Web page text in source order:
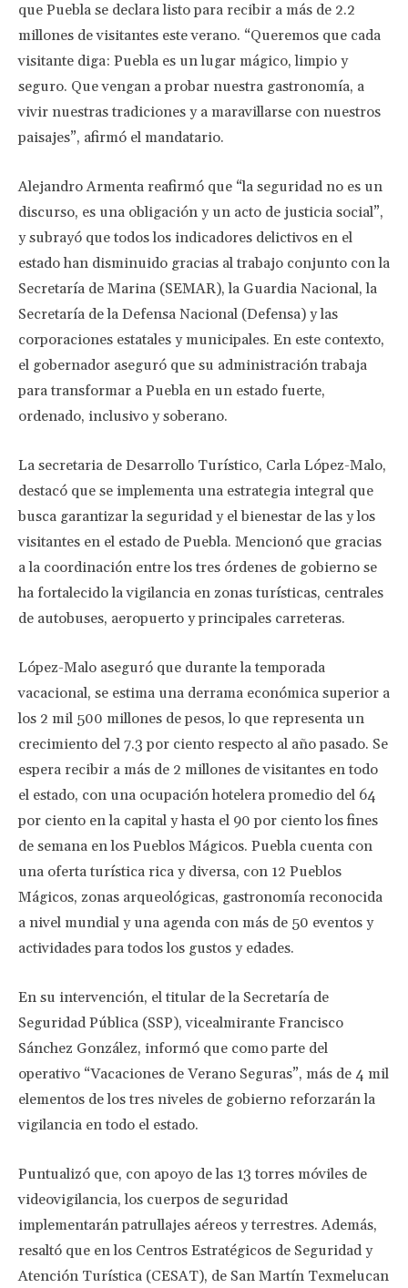
que Puebla se declara listo para recibir a más de 2.2
millones de visitantes este verano. “Queremos que cada
visitante diga: Puebla es un lugar mágico, limpio y
seguro. Que vengan a probar nuestra gastronomía, a
vivir nuestras tradiciones y a maravillarse con nuestros
paisajes”, afirmó el mandatario.
Alejandro Armenta reafirmó que “la seguridad no es un
discurso, es una obligación y un acto de justicia social”,
y subrayó que todos los indicadores delictivos en el
estado han disminuido gracias al trabajo conjunto con la
Secretaría de Marina (SEMAR), la Guardia Nacional, la
Secretaría de la Defensa Nacional (Defensa) y las
corporaciones estatales y municipales. En este contexto,
el gobernador aseguró que su administración trabaja
para transformar a Puebla en un estado fuerte,
ordenado, inclusivo y soberano.
La secretaria de Desarrollo Turístico, Carla López-Malo,
destacó que se implementa una estrategia integral que
busca garantizar la seguridad y el bienestar de las y los
visitantes en el estado de Puebla. Mencionó que gracias
a la coordinación entre los tres órdenes de gobierno se
ha fortalecido la vigilancia en zonas turísticas, centrales
de autobuses, aeropuerto y principales carreteras.
López-Malo aseguró que durante la temporada
vacacional, se estima una derrama económica superior a
los 2 mil 500 millones de pesos, lo que representa un
crecimiento del 7.3 por ciento respecto al año pasado. Se
espera recibir a más de 2 millones de visitantes en todo
el estado, con una ocupación hotelera promedio del 64
por ciento en la capital y hasta el 90 por ciento los fines
de semana en los Pueblos Mágicos. Puebla cuenta con
una oferta turística rica y diversa, con 12 Pueblos
Mágicos, zonas arqueológicas, gastronomía reconocida
a nivel mundial y una agenda con más de 50 eventos y
actividades para todos los gustos y edades.
En su intervención, el titular de la Secretaría de
Seguridad Pública (SSP), vicealmirante Francisco
Sánchez González, informó que como parte del
operativo “Vacaciones de Verano Seguras”, más de 4 mil
elementos de los tres niveles de gobierno reforzarán la
vigilancia en todo el estado.
Puntualizó que, con apoyo de las 13 torres móviles de
videovigilancia, los cuerpos de seguridad
implementarán patrullajes aéreos y terrestres. Además,
resaltó que en los Centros Estratégicos de Seguridad y
Atención Turística (CESAT), de San Martín Texmelucan